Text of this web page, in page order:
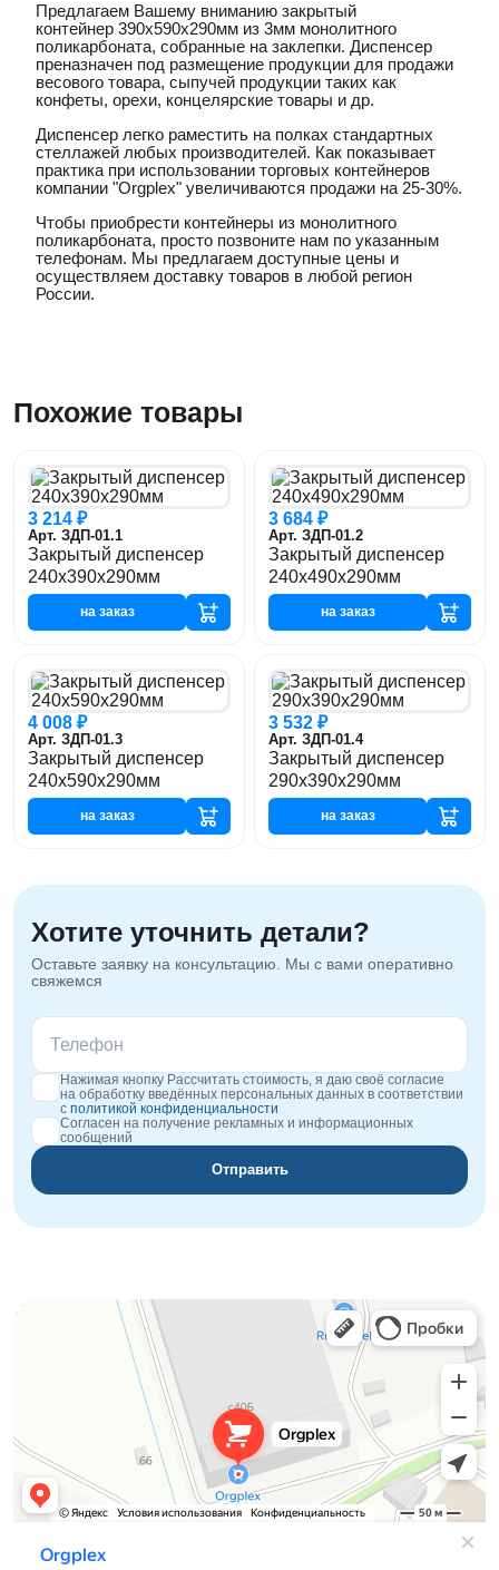
Предлагаем Вашему вниманию закрытый
контейнер 390х590х290мм из 3мм монолитного
поликарбоната, собранные на заклепки. Диспенсер
преназначен под размещение продукции для продажи
весового товара, сыпучей продукции таких как
конфеты, орехи, концелярские товары и др.
Диспенсер легко раместить на полках стандартных
стеллажей любых производителей. Как показывает
практика при использовании торговых контейнеров
компании "Orgplex" увеличиваются продажи на 25-30%.
Чтобы приобрести контейнеры из монолитного
поликарбоната, просто позвоните нам по указанным
телефонам. Мы предлагаем доступные цены и
осуществляем доставку товаров в любой регион
России.
Похожие товары
3 214 ₽
Арт. ЗДП-01.1
Закрытый диспенсер
240х390х290мм
на заказ
3 684 ₽
Арт. ЗДП-01.2
Закрытый диспенсер
240х490х290мм
на заказ
4 008 ₽
Арт. ЗДП-01.3
Закрытый диспенсер
240х590х290мм
на заказ
3 532 ₽
Арт. ЗДП-01.4
Закрытый диспенсер
290х390х290мм
на заказ
Хотите уточнить детали?
Оставьте заявку на консультацию. Мы с вами оперативно
свяжемся
Нажимая кнопку Рассчитать стоимость, я даю своё согласие
на обработку введённых персональных данных в соответствии
с политикой конфиденциальности
Согласен на получение рекламных и информационных
сообщений
Отправить
Orgplex
Оргстекло, поликарбонат в Лыткарине
Торговое оборудование в Лыткарине